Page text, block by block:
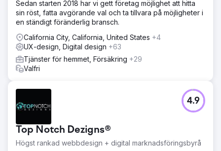
Sedan starten 2018 har vi gett företag möjlighet att hitta
sin röst, fatta avgörande val och ta tillvara på möjligheter i
en ständigt föränderlig bransch.
California City, California, United States +4
UX-design, Digital design +63
Tjänster för hemmet, Försäkring +29
Valfri
Top Notch Dezigns®
Högst rankad webbdesign + digital marknadsföringsbyrå
4.9